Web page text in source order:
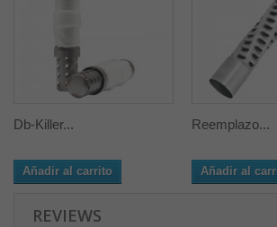
Db-Killer...
Añadir al carrito
Reemplazo...
Añadir al
REVIEWS